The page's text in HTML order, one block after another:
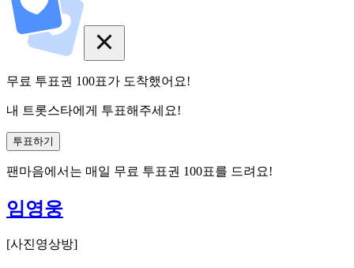
무료 투표권 100표가 도착했어요!
내 트롯스타에게 투표해주세요!
투표하기
팬마음에서는 매일 무료 투표권 100표를 드려요!
임영웅
[사진영상방]